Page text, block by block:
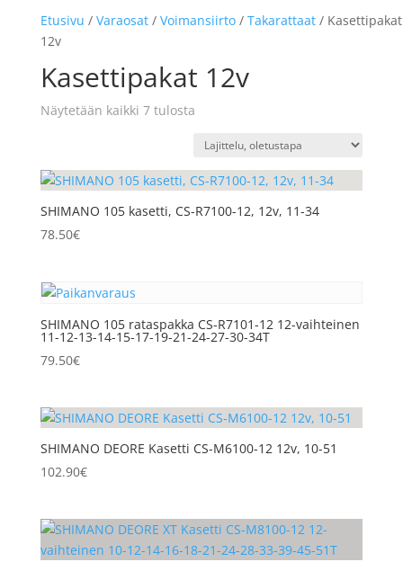
Etusivu / Varaosat/ Voimansiirto/ Takarattaat/ Kasettipakat
12v
Kasettipakat 12v
Näytetään kaikki 7 tulosta
SHIMANO 105 kasetti, CS-R7100-12, 12v, 11-34
78.50€
SHIMANO 105 rataspakka CS-R7101-12 12-vaihteinen
11-12-13-14-15-17-19-21-24-27-30-34T
79.50€
SHIMANO DEORE Kasetti CS-M6100-12 12v, 10-51
102.90€